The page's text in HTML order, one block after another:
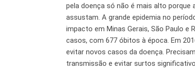
pela doença só não é mais alto porque
assustam. A grande epidemia no
impacto em Minas Gerais, São Paulo e
casos, com 677 óbitos à época. Em
evitar novos casos da doença.
transmissão e evitar surtos